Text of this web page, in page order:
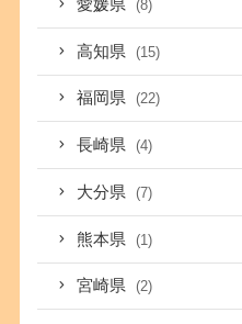
愛媛県 (8)
高知県 (15)
福岡県 (22)
長崎県 (4)
大分県 (7)
熊本県 (1)
宮崎県 (2)